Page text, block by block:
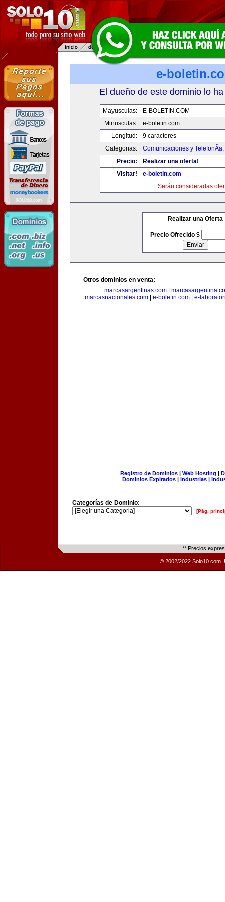
e-
El dueño de este dominio lo
Mayusculas:
E-BOLETIN.COM
Minusculas:
e-boletin.com
Longitud:
9 caracteres
Categorias:
Comunicaciones y TelefonÃ­a,
Precio:
Realizar una oferta!
Visitar!
e-boletin.com
Serán consideradas
Realizar una Oferta
Precio Ofrecido $
Otros dominios en venta:
marcasargentinas.com
marcasnacionales.com| e-boletin.com| e-
Registro de Dominios| Web Hosting |
Dominios Expirados | Industrias |
Categorías de Dominio:
[Pág.
** Precios
© 2002/2022 Solo10.com